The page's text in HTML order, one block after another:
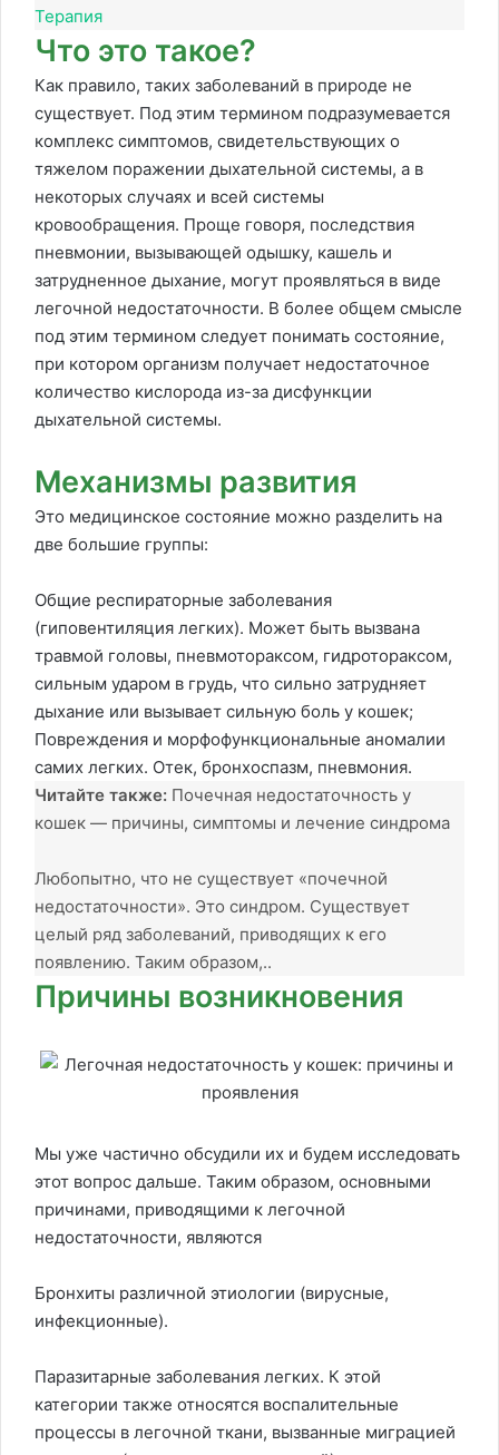
Терапия
Что это такое?
Как правило, таких заболеваний в природе не
существует. Под этим термином подразумевается
комплекс симптомов, свидетельствующих о
тяжелом поражении дыхательной системы, а в
некоторых случаях и всей системы
кровообращения. Проще говоря, последствия
пневмонии, вызывающей одышку, кашель и
затрудненное дыхание, могут проявляться в виде
легочной недостаточности. В более общем смысле
под этим термином следует понимать состояние,
при котором организм получает недостаточное
количество кислорода из-за дисфункции
дыхательной системы.
Механизмы развития
Это медицинское состояние можно разделить на
две большие группы:
Общие респираторные заболевания
(гиповентиляция легких). Может быть вызвана
травмой головы, пневмотораксом, гидротораксом,
сильным ударом в грудь, что сильно затрудняет
дыхание или вызывает сильную боль у кошек;
Повреждения и морфофункциональные аномалии
самих легких. Отек, бронхоспазм, пневмония.
Читайте также: Почечная недостаточность у
кошек — причины, симптомы и лечение синдрома
Любопытно, что не существует «почечной
недостаточности». Это синдром. Существует
целый ряд заболеваний, приводящих к его
появлению. Таким образом,..
Причины возникновения
Мы уже частично обсудили их и будем исследовать
этот вопрос дальше. Таким образом, основными
причинами, приводящими к легочной
недостаточности, являются
Бронхиты различной этиологии (вирусные,
инфекционные).
Паразитарные заболевания легких. К этой
категории также относятся воспалительные
процессы в легочной ткани, вызванные миграцией